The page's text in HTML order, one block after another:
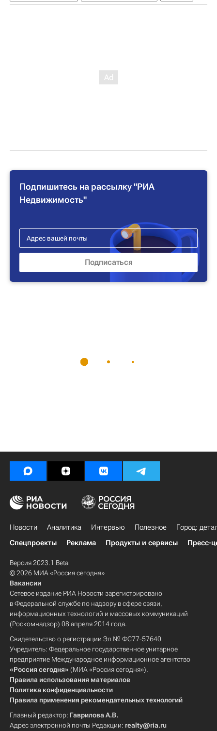
Подпишитесь на рассылку "РИА
Недвижимость"
Новости Аналитика Интервью Полезное
Город:
Спецпроекты
Реклама Продукты и сервисы Пресс-
Версия 2023.1 Beta
© 2026 МИА «Россия сегодня»
Вакансии
Сетевое издание РИА Новости зарегистрировано
в Федеральной службе по надзору в сфере связи,
информационных технологий и массовых коммуникаций
(Роскомнадзор) 08 апреля 2014 года.
Свидетельство о регистрации Эл № ФС77-57640
Учредитель: Федеральное государственное унитарное
предприятие Международное информационное агентство
«Россия сегодня» (МИА «Россия сегодня»).
Правила использования материалов
Политика конфиденциальности
Правила применения рекомендательных технологий
Главный редактор: Гаврилова А.В.
Адрес электронной почты Редакции: realty@ria.ru